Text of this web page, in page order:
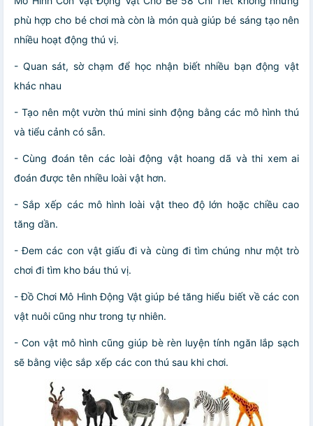
phù hợp cho bé chơi mà còn là món quà giúp bé sáng tạo nên
nhiều hoạt động thú vị.
- Quan sát, sờ chạm để học nhận biết nhiều bạn động vật
khác nhau
- Tạo nên một vườn thú mini sinh động bằng các mô hình thú
và tiểu cảnh có sẵn.
- Cùng đoán tên các loài động vật hoang dã và thi xem ai
đoán được tên nhiều loài vật hơn.
- Sắp xếp các mô hình loài vật theo độ lớn hoặc chiều cao
tăng dần.
- Đem các con vật giấu đi và cùng đi tìm chúng như một trò
chơi đi tìm kho báu thú vị.
- Đồ Chơi Mô Hình Động Vật giúp bé tăng hiểu biết về các con
vật nuôi cũng như trong tự nhiên.
- Con vật mô hình cũng giúp bè rèn luyện tính ngăn lắp sạch
sẽ bằng việc sắp xếp các con thú sau khi chơi.